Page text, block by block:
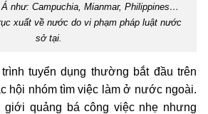
như: Campuchia, Mianmar, Philippines…
xuất về nước do vi phạm pháp luật nước
sở tại.
tuyển dụng thường bắt đầu trên
hội nhóm tìm việc làm ở nước ngoài.
quảng bá công việc nhẹ nhưng